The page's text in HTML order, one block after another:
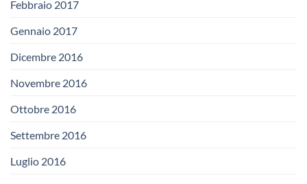
Febbraio 2017
Gennaio 2017
Dicembre 2016
Novembre 2016
Ottobre 2016
Settembre 2016
Luglio 2016